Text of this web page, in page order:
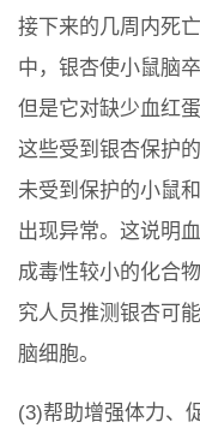
接下来的几周内死
中，银杏使小鼠脑
但是它对缺少血红
这些受到银杏保护
未受到保护的小鼠
出现异常。这说明
成毒性较小的化合
究人员推测银杏可
脑细胞。
(3)帮助增强体力、